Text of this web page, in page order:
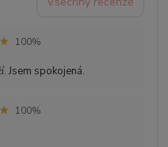
100%
Jsem spokojená.
100%